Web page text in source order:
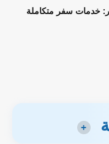
خدمات سفر متكاملة
+